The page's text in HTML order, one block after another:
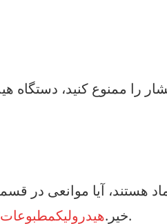
خیر.هیدرولیکمطبوعات ، آیا دستگاه حد و دستگاه حفاظت ایمنی کامل هستند.